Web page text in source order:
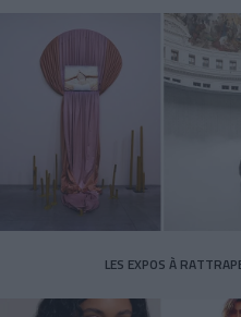
LES EXPOS À